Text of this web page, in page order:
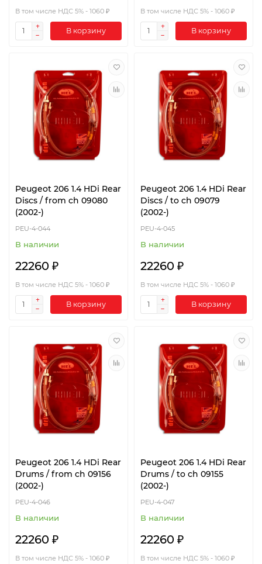
В том числе НДС 5% - 1060 ₽
В корзину
В том числе НДС 5% - 1060 ₽
В корзину
Peugeot 206 1.4 HDi Rear
Discs / from ch 09080
(2002-)
PEU-4-044
В наличии
22260 ₽
В том числе НДС 5% - 1060 ₽
В корзину
Peugeot 206 1.4 HDi Rear
Discs / to ch 09079
(2002-)
PEU-4-045
В наличии
22260 ₽
В том числе НДС 5% - 1060 ₽
В корзину
Peugeot 206 1.4 HDi Rear
Drums / from ch 09156
(2002-)
PEU-4-046
В наличии
22260 ₽
В том числе НДС 5% - 1060 ₽
Peugeot 206 1.4 HDi Rear
Drums / to ch 09155
(2002-)
PEU-4-047
В наличии
22260 ₽
В том числе НДС 5% - 1060 ₽